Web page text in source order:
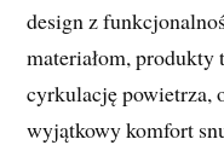
design z
materiałom, produkty
cyrkulację powietrza,
wyjątkowy komfort